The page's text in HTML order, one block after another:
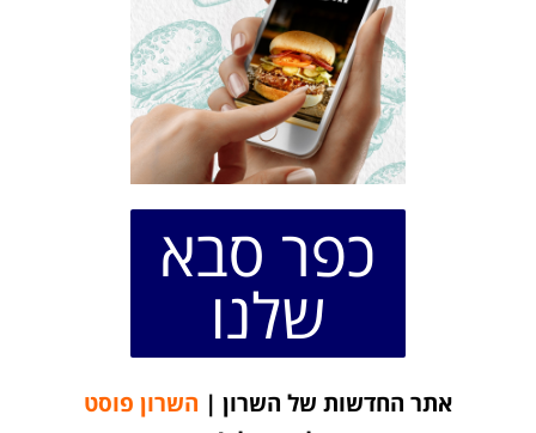
כפר סבא
שלנו
אתר החדשות של השרון | השרון פוסט